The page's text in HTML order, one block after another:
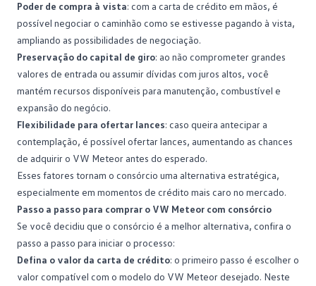
Poder de compra à vista: com a carta de crédito em mãos, é
possível negociar o caminhão como se estivesse pagando à vista,
ampliando as possibilidades de negociação.
Preservação do capital de giro: ao não comprometer grandes
valores de entrada ou assumir dívidas com juros altos, você
mantém recursos disponíveis para manutenção, combustível e
expansão do negócio.
Flexibilidade para ofertar lances: caso queira antecipar a
contemplação, é possível ofertar lances, aumentando as chances
de adquirir o VW Meteor antes do esperado.
Esses fatores tornam o consórcio uma alternativa estratégica,
especialmente em momentos de crédito mais caro no mercado.
Passo a passo para comprar o VW Meteor com consórcio
Se você decidiu que o consórcio é a melhor alternativa, confira o
passo a passo para iniciar o processo:
Defina o valor da carta de crédito: o primeiro passo é escolher o
valor compatível com o modelo do VW Meteor desejado. Neste